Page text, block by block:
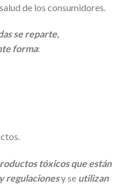
de los consumidores.
se reparte,
forma:
tóxicos que están
regulacionesy se utilizan